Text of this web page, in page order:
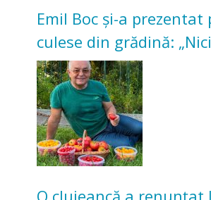
Emil Boc și-a prezentat
culese din grădină:
nu poate oferi această
O clujeancă a renunțat